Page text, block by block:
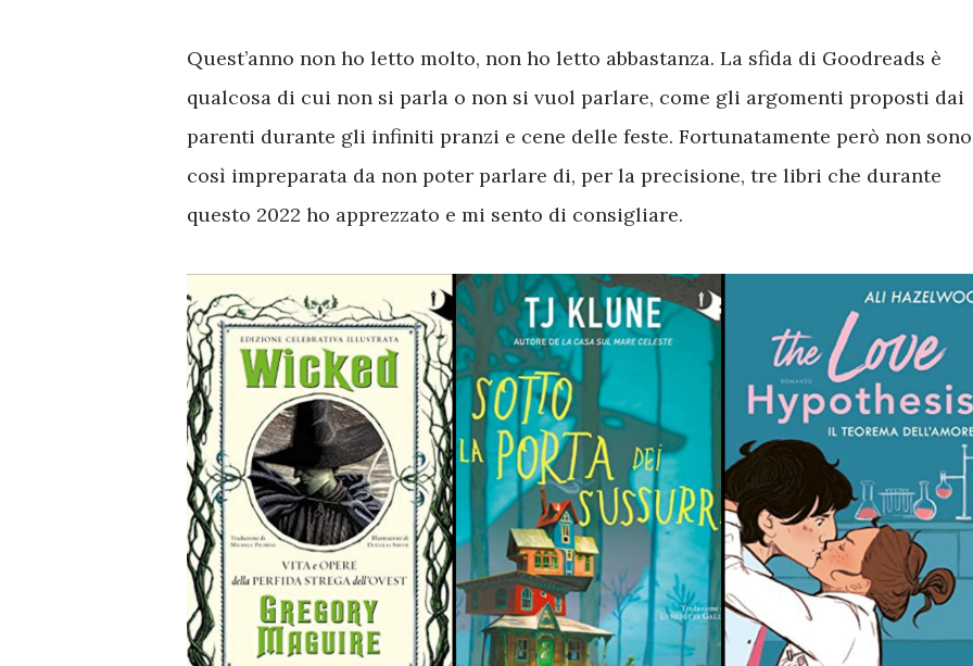
Quest’anno non ho letto molto, non ho letto abbastanza. La sfida di Goodreads è
qualcosa di cui non si parla o non si vuol parlare, come gli argomenti proposti dai
parenti durante gli infiniti pranzi e cene delle feste. Fortunatamente però non sono
così impreparata da non poter parlare di, per la precisione, tre libri che durante
questo 2022 ho apprezzato e mi sento di consigliare.